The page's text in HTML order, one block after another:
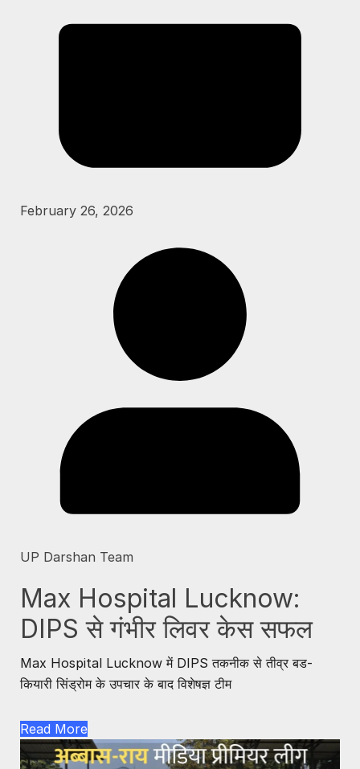
February 26, 2026
UP Darshan Team
Max Hospital Lucknow:
DIPS से गंभीर लिवर केस सफल
Max Hospital Lucknow में DIPS तकनीक से तीव्र बड-
कियारी सिंड्रोम के उपचार के बाद विशेषज्ञ टीम
Read More